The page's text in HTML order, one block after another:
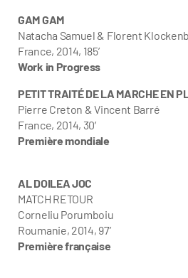
GAM GAM
Natacha Samuel & Florent
France, 2014, 185’
Work in Progress
PETIT TRAITÉ DE LA MARCHE EN
Pierre Creton & Vincent Barré
France, 2014, 30′
Première mondiale
AL DOILEA JOC
MATCH RETOUR
Corneliu Porumboiu
Roumanie, 2014, 97’
Première française